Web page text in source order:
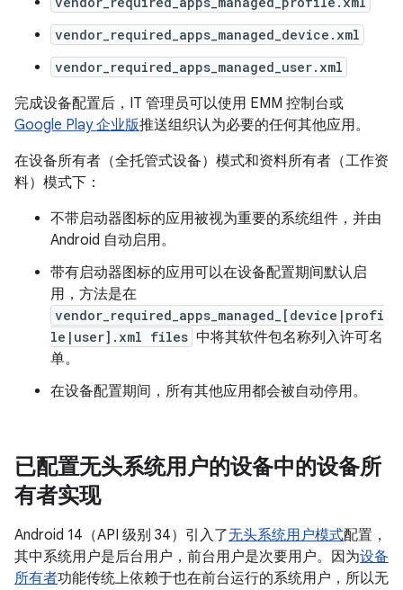
vendor_required_apps_managed_device.xml
vendor_required_apps_managed_user.xml
完成设备配置后，IT 管理员可以使用 EMM 控制台或
Google Play 企业版推送组织认为必要的任何其他应用。
在设备所有者（全托管式设备）模式和资料所有者（工作资
料）模式下：
不带启动器图标的应用被视为重要的系统组件，并由
Android 自动启用。
带有启动器图标的应用可以在设备配置期间默认启
用，方法是在
vendor_required_apps_managed_[device|profi
le|user].xml files 中将其软件包名称列入许可名
单。
在设备配置期间，所有其他应用都会被自动停用。
已配置无头系统用户的设备中的设备所
有者实现
Android 14（API 级别 34）引入了无头系统用户模式配置，
其中系统用户是后台用户，前台用户是次要用户。因为设备
所有者功能传统上依赖于也在前台运行的系统用户，所以无